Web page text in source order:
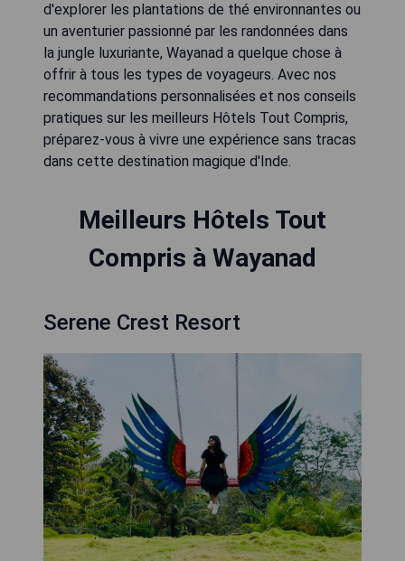
d'explorer les plantations de thé environnantes ou
un aventurier passionné par les randonnées dans
la jungle luxuriante, Wayanad a quelque chose à
offrir à tous les types de voyageurs. Avec nos
recommandations personnalisées et nos conseils
pratiques sur les meilleurs Hôtels Tout Compris,
préparez-vous à vivre une expérience sans tracas
dans cette destination magique d'Inde.
Meilleurs Hôtels Tout
Compris à Wayanad
Serene Crest Resort